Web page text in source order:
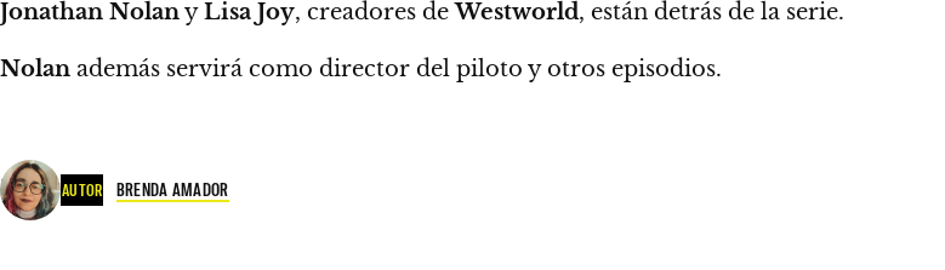
Jonathan NolanyLisa Joy, creadores deWestworld, están detrás de la serie.
Nolan además servirá como director del piloto y otros episodios.
AUTOR BRENDA AMADOR